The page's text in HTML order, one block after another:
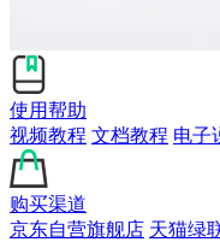
使用帮助
视频教程 文档教程 电子
购买渠道
京东自营旗舰店 天猫绿